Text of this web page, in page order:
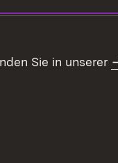
Sie in unserer